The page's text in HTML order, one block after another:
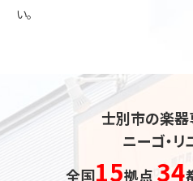
い。
士別市の楽
ニーゴ・
全国15拠点 34